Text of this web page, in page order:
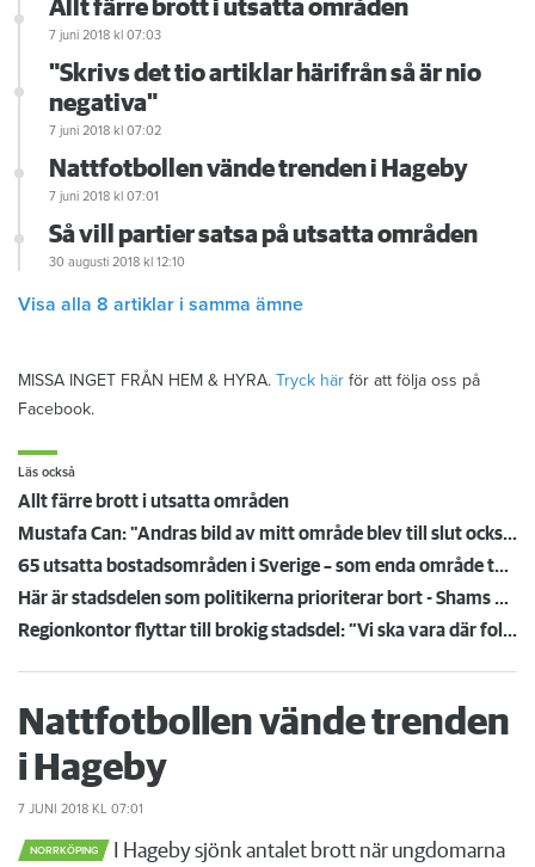
Allt färre brott i utsatta områden
7 juni 2018 kl 07:03
"Skrivs det tio artiklar härifrån så är nio
negativa"
7 juni 2018 kl 07:02
Nattfotbollen vände trenden i Hageby
7 juni 2018 kl 07:01
Så vill partier satsa på utsatta områden
30 augusti 2018 kl 12:10
Visa alla 8 artiklar i samma ämne
MISSA INGET FRÅN HEM & HYRA. Tryck här för att följa oss på
Facebook.
Läs också
Allt färre brott i utsatta områden
Mustafa Can: "Andras bild av mitt område blev till slut också min egen"
65 utsatta bostadsområden i Sverige – som enda område tas Andersberg i Halmstad bort
Här är stadsdelen som politikerna prioriterar bort - Shams område blir allt tystare
Regionkontor flyttar till brokig stadsdel: ”Vi ska vara där folk är”
Nattfotbollen vände trenden
i Hageby
7 JUNI 2018 KL 07:01
NORRKÖPING
I Hageby sjönk antalet brott när ungdomarna